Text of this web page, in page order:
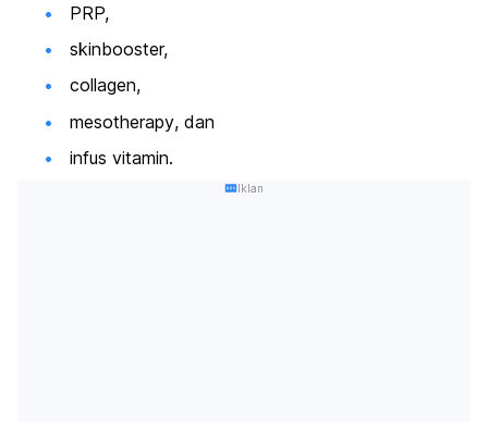
PRP,
skinbooster,
collagen,
mesotherapy, dan
infus vitamin.
Iklan